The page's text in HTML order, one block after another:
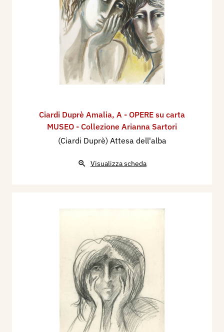
Ciardi Duprè Amalia, A - OPERE su carta
MUSEO - Collezione Arianna Sartori
(Ciardi Duprè) Attesa dell'alba
Visualizza scheda